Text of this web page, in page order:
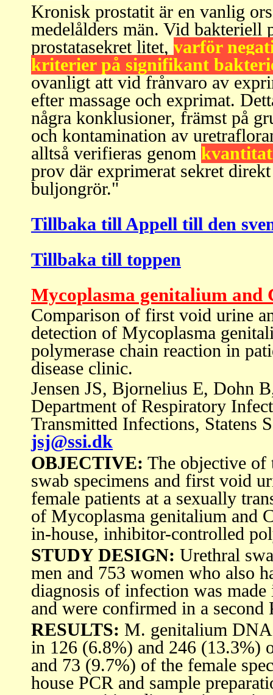
Kronisk prostatit är en vanlig
medelålders män. Vid bakteriell
prostatasekret litet, varför
kriterier på signifikant
ovanligt att vid frånvaro av
efter massage och exprimat.
några konklusioner, främst på
och kontamination av
alltså verifieras genom
prov där exprimerat sekret
buljongrör."
Tillbaka till Appell till den
Tillbaka till toppen
Mycoplasma genitalium and
Comparison of first void urine
detection of Mycoplasma
polymerase chain reaction in
disease clinic.
Jensen JS, Bjornelius E, Dohn
Department of Respiratory
Transmitted Infections, Statens
jsj@ssi.dk
OBJECTIVE: The objective of
swab specimens and first void
female patients at a sexually
of Mycoplasma genitalium and
in-house, inhibitor-controlled
STUDY DESIGN: Urethral
men and 753 women who also
diagnosis of infection was
and were confirmed in a second
RESULTS: M. genitalium DNA
in 126 (6.8%) and 246 (13.3%)
and 73 (9.7%) of the female
house PCR and sample